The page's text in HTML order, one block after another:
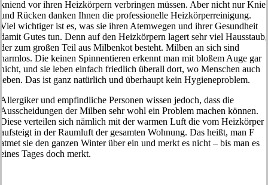
kniend vor ihren Heizkörpern verbringen müssen. Aber nicht nur Knie
und Rücken danken Ihnen die professionelle Heizkörperreinigung.
Viel wichtiger ist es, was sie ihren Atemwegen und ihrer Gesundheit
damit Gutes tun. Denn auf den Heizkörpern lagert sehr viel Hausstaub,
der zum großen Teil aus Milbenkot besteht. Milben an sich sind
harmlos. Die keinen Spinnentieren erkennt man mit bloßem Auge gar
nicht, und sie leben einfach friedlich überall dort, wo Menschen auch
leben. Das ist ganz natürlich und überhaupt kein Hygieneproblem.
Allergiker und empfindliche Personen wissen jedoch, dass die
Ausscheidungen der Milben sehr wohl ein Problem machen können.
Diese verteilen sich nämlich mit der warmen Luft die vom Heizkörper
aufsteigt in der Raumluft der gesamten Wohnung. Das heißt, man F
atmet sie den ganzen Winter über ein und merkt es nicht – bis man es
eines Tages doch merkt.